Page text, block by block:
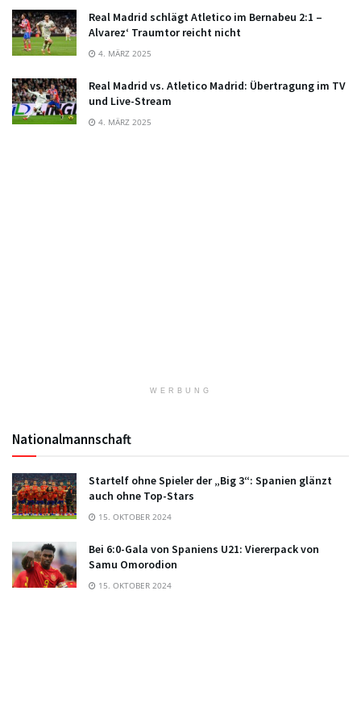
Real Madrid schlägt Atletico im Bernabeu 2:1 –
Alvarez‘ Traumtor reicht nicht
4. MÄRZ 2025
Real Madrid vs. Atletico Madrid: Übertragung im TV
und Live-Stream
4. MÄRZ 2025
WERBUNG
Nationalmannschaft
Startelf ohne Spieler der „Big 3“: Spanien glänzt
auch ohne Top-Stars
15. OKTOBER 2024
Bei 6:0-Gala von Spaniens U21: Viererpack von
Samu Omorodion
15. OKTOBER 2024